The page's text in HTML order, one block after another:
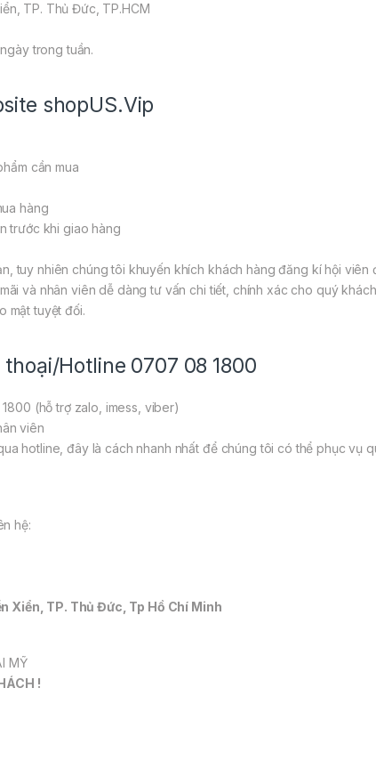
TP. Thủ Đức, TP.HCM
trong tuần.
shopUS.Vip
cần mua
hàng
trước khi giao hàng
tuy nhiên chúng tôi khuyến khích khách hàng đăng kí hội viên
và nhân viên dễ dàng tư vấn chi tiết, chính xác cho quý
mật tuyệt đối.
Hotline 0707 08 1800
(hỗ trợ zalo, imess, viber)
viên
hotline, đây là cách nhanh nhất để chúng tôi có thể phục vụ
hệ:
Xiển, TP. Thủ Đức, Tp Hồ Chí Minh
MỸ
!